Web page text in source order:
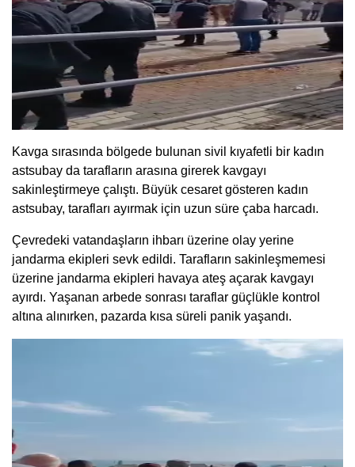
Kavga sırasında bölgede bulunan sivil kıyafetli bir kadın
astsubay da tarafların arasına girerek kavgayı
sakinleştirmeye çalıştı. Büyük cesaret gösteren kadın
astsubay, tarafları ayırmak için uzun süre çaba harcadı.
Çevredeki vatandaşların ihbarı üzerine olay yerine
jandarma ekipleri sevk edildi. Tarafların sakinleşmemesi
üzerine jandarma ekipleri havaya ateş açarak kavgayı
ayırdı. Yaşanan arbede sonrası taraflar güçlükle kontrol
altına alınırken, pazarda kısa süreli panik yaşandı.